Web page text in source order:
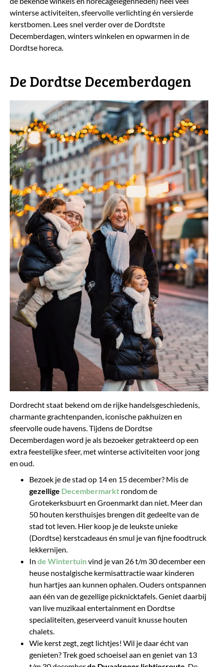
winterse activiteiten, sfeervolle verlichting én versierde
kerstbomen. Lees snel verder over de Dordtste
Decemberdagen, winters winkelen en opwarmen in de
Dordtse horeca.
​De Dordtse Decemberdagen
Dordrecht staat bekend om de rijke handelsgeschiedenis,
charmante grachtenpanden, iconische pakhuizen en
sfeervolle oude havens. Tijdens de Dordtse
Decemberdagen word je als bezoeker getrakteerd op een
extra feestelijke sfeer, met winterse activiteiten voor jong
en oud.
​Bezoek je de stad op 14 en 15 december? Mis de
gezellige Decembermarkt rondom de
Grotekerksbuurt en Groenmarkt dan niet. Meer dan
50 houten kersthuisjes brengen dit gedeelte van de
stad tot leven. Hier koop je de leukste unieke
(Dordtse) kerstcadeaus én smul je van fijne foodtruck
lekkernijen.
In de Wintertuinvind je van 26 t/m 30 december een
heuse nostalgische kermisattractie waar kinderen
hun hartjes aan kunnen ophalen. Ouders ontspannen
aan één van de gezellige picknicktafels. Geniet daarbij
van live muzikaal entertainment en Dordtse
specialiteiten, geserveerd vanuit knusse houten
chalets.
Wie kerst zegt, zegt lichtjes! Wil je daar écht van
genieten? Trek goed schoeisel aan en geniet van 13